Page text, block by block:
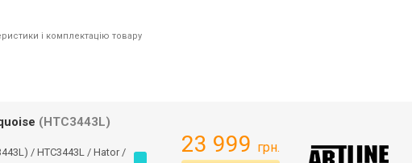
і комплектацію товару
(HTC3443L)
/ HTC3443L / Hator /
23 999 грн.